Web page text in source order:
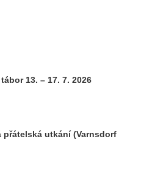
13. – 17. 7. 2026
přátelská utkání (Varnsdorf